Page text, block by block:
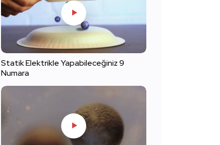
Statik Elektrikle Yapabileceğiniz 9
Numara